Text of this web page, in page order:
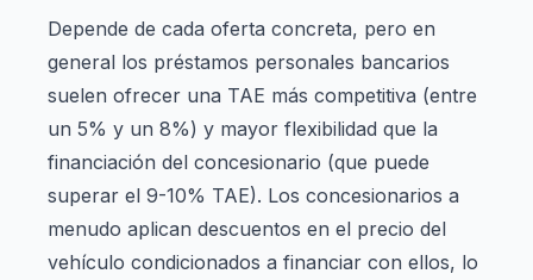
Depende de cada oferta concreta, pero en
general los préstamos personales bancarios
suelen ofrecer una TAE más competitiva (entre
un 5% y un 8%) y mayor flexibilidad que la
financiación del concesionario (que puede
superar el 9-10% TAE). Los concesionarios a
menudo aplican descuentos en el precio del
vehículo condicionados a financiar con ellos, lo